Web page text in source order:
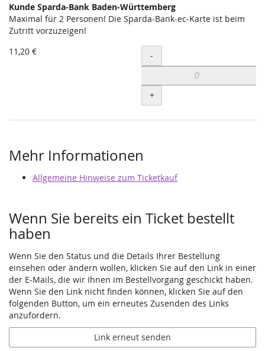
Kunde Sparda-Bank Baden-Württemberg
Maximal für 2 Personen! Die Sparda-Bank-ec-Karte ist beim
Zutritt vorzuzeigen!
11,20 €
Menge
-
+
Mehr Informationen
Allgemeine Hinweise zum Ticketkauf
Wenn Sie bereits ein Ticket bestellt
haben
Wenn Sie den Status und die Details Ihrer Bestellung
einsehen oder ändern wollen, klicken Sie auf den Link in einer
der E-Mails, die wir Ihnen im Bestellvorgang geschickt haben.
Wenn Sie den Link nicht finden können, klicken Sie auf den
folgenden Button, um ein erneutes Zusenden des Links
anzufordern.
Link erneut senden